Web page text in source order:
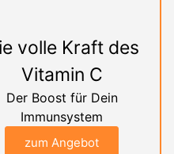
volle Kraft des
Vitamin C
Der Boost für Dein
Immunsystem
zum Angebot